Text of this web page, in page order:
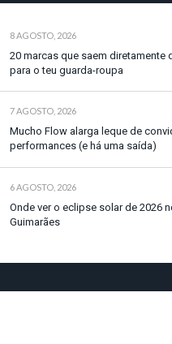
8 AGOSTO, 2026
20 marcas que saem diretamente
para o teu guarda-roupa
7 AGOSTO, 2026
Mucho Flow alarga leque de
performances (e há uma saída)
6 AGOSTO, 2026
Onde ver o eclipse solar de 2026
Guimarães